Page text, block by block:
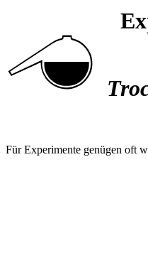
Für Experimente genügen oft